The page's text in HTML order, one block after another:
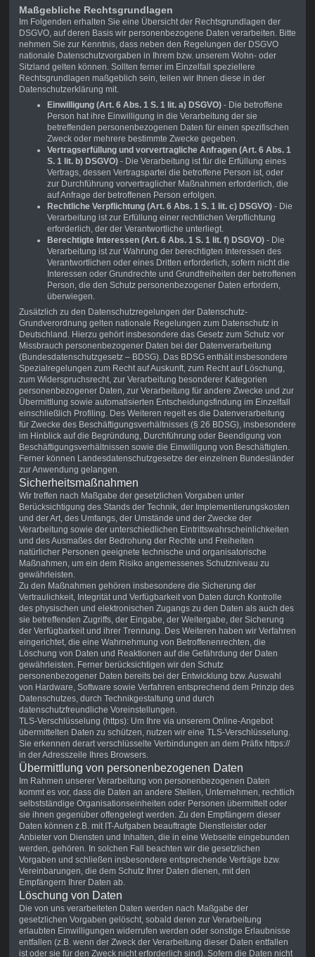
Maßgebliche Rechtsgrundlagen
Im Folgenden erhalten Sie eine Übersicht der Rechtsgrundlagen der
DSGVO, auf deren Basis wir personenbezogene Daten verarbeiten. Bitte
nehmen Sie zur Kenntnis, dass neben den Regelungen der DSGVO
nationale Datenschutzvorgaben in Ihrem bzw. unserem Wohn- oder
Sitzland gelten können. Sollten ferner im Einzelfall speziellere
Rechtsgrundlagen maßgeblich sein, teilen wir Ihnen diese in der
Datenschutzerklärung mit.
Einwilligung (Art. 6 Abs. 1 S. 1 lit. a) DSGVO)- Die betroffene
Person hat ihre Einwilligung in die Verarbeitung der sie
betreffenden personenbezogenen Daten für einen spezifischen
Zweck oder mehrere bestimmte Zwecke gegeben.
Vertragserfüllung und vorvertragliche Anfragen (Art. 6 Abs. 1
S. 1 lit. b) DSGVO)- Die Verarbeitung ist für die Erfüllung eines
Vertrags, dessen Vertragspartei die betroffene Person ist, oder
zur Durchführung vorvertraglicher Maßnahmen erforderlich, die
auf Anfrage der betroffenen Person erfolgen.
Rechtliche Verpflichtung (Art. 6 Abs. 1 S. 1 lit. c) DSGVO)- Die
Verarbeitung ist zur Erfüllung einer rechtlichen Verpflichtung
erforderlich, der der Verantwortliche unterliegt.
Berechtigte Interessen (Art. 6 Abs. 1 S. 1 lit. f) DSGVO)- Die
Verarbeitung ist zur Wahrung der berechtigten Interessen des
Verantwortlichen oder eines Dritten erforderlich, sofern nicht die
Interessen oder Grundrechte und Grundfreiheiten der betroffenen
Person, die den Schutz personenbezogener Daten erfordern,
überwiegen.
Zusätzlich zu den Datenschutzregelungen der Datenschutz-
Grundverordnung gelten nationale Regelungen zum Datenschutz in
Deutschland. Hierzu gehört insbesondere das Gesetz zum Schutz vor
Missbrauch personenbezogener Daten bei der Datenverarbeitung
(Bundesdatenschutzgesetz – BDSG). Das BDSG enthält insbesondere
Spezialregelungen zum Recht auf Auskunft, zum Recht auf Löschung,
zum Widerspruchsrecht, zur Verarbeitung besonderer Kategorien
personenbezogener Daten, zur Verarbeitung für andere Zwecke und zur
Übermittlung sowie automatisierten Entscheidungsfindung im Einzelfall
einschließlich Profiling. Des Weiteren regelt es die Datenverarbeitung
für Zwecke des Beschäftigungsverhältnisses (§ 26 BDSG), insbesondere
im Hinblick auf die Begründung, Durchführung oder Beendigung von
Beschäftigungsverhältnissen sowie die Einwilligung von Beschäftigten.
Ferner können Landesdatenschutzgesetze der einzelnen Bundesländer
zur Anwendung gelangen.
Sicherheitsmaßnahmen
Wir treffen nach Maßgabe der gesetzlichen Vorgaben unter
Berücksichtigung des Stands der Technik, der Implementierungskosten
und der Art, des Umfangs, der Umstände und der Zwecke der
Verarbeitung sowie der unterschiedlichen Eintrittswahrscheinlichkeiten
und des Ausmaßes der Bedrohung der Rechte und Freiheiten
natürlicher Personen geeignete technische und organisatorische
Maßnahmen, um ein dem Risiko angemessenes Schutzniveau zu
gewährleisten.
Zu den Maßnahmen gehören insbesondere die Sicherung der
Vertraulichkeit, Integrität und Verfügbarkeit von Daten durch Kontrolle
des physischen und elektronischen Zugangs zu den Daten als auch des
sie betreffenden Zugriffs, der Eingabe, der Weitergabe, der Sicherung
der Verfügbarkeit und ihrer Trennung. Des Weiteren haben wir Verfahren
eingerichtet, die eine Wahrnehmung von Betroffenenrechten, die
Löschung von Daten und Reaktionen auf die Gefährdung der Daten
gewährleisten. Ferner berücksichtigen wir den Schutz
personenbezogener Daten bereits bei der Entwicklung bzw. Auswahl
von Hardware, Software sowie Verfahren entsprechend dem Prinzip des
Datenschutzes, durch Technikgestaltung und durch
datenschutzfreundliche Voreinstellungen.
TLS-Verschlüsselung (https): Um Ihre via unserem Online-Angebot
übermittelten Daten zu schützen, nutzen wir eine TLS-Verschlüsselung.
Sie erkennen derart verschlüsselte Verbindungen an dem Präfix https://
in der Adresszeile Ihres Browsers.
Übermittlung von personenbezogenen Daten
Im Rahmen unserer Verarbeitung von personenbezogenen Daten
kommt es vor, dass die Daten an andere Stellen, Unternehmen, rechtlich
selbstständige Organisationseinheiten oder Personen übermittelt oder
sie ihnen gegenüber offengelegt werden. Zu den Empfängern dieser
Daten können z.B. mit IT-Aufgaben beauftragte Dienstleister oder
Anbieter von Diensten und Inhalten, die in eine Webseite eingebunden
werden, gehören. In solchen Fall beachten wir die gesetzlichen
Vorgaben und schließen insbesondere entsprechende Verträge bzw.
Vereinbarungen, die dem Schutz Ihrer Daten dienen, mit den
Empfängern Ihrer Daten ab.
Löschung von Daten
Die von uns verarbeiteten Daten werden nach Maßgabe der
gesetzlichen Vorgaben gelöscht, sobald deren zur Verarbeitung
erlaubten Einwilligungen widerrufen werden oder sonstige Erlaubnisse
entfallen (z.B. wenn der Zweck der Verarbeitung dieser Daten entfallen
ist oder sie für den Zweck nicht erforderlich sind). Sofern die Daten nicht